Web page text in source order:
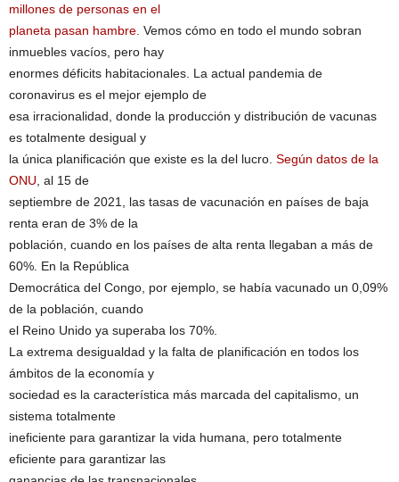
millones de personas en el
planeta pasan hambre. Vemos cómo en todo el mundo sobran
inmuebles vacíos, pero hay
enormes déficits habitacionales. La actual pandemia de
coronavirus es el mejor ejemplo de
esa irracionalidad, donde la producción y distribución de vacunas
es totalmente desigual y
la única planificación que existe es la del lucro. Según datos de la
ONU , al 15 de
septiembre de 2021, las tasas de vacunación en países de baja
renta eran de 3% de la
población, cuando en los países de alta renta llegaban a más de
60%. En la República
Democrática del Congo, por ejemplo, se había vacunado un 0,09%
de la población, cuando
el Reino Unido ya superaba los 70%.
La extrema desigualdad y la falta de planificación en todos los
ámbitos de la economía y
sociedad es la característica más marcada del capitalismo, un
sistema totalmente
ineficiente para garantizar la vida humana, pero totalmente
eficiente para garantizar las